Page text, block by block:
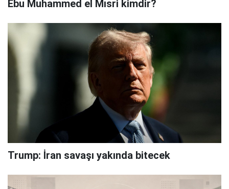
Ebu Muhammed el Mısri kimdir?
Trump: İran savaşı yakında bitecek